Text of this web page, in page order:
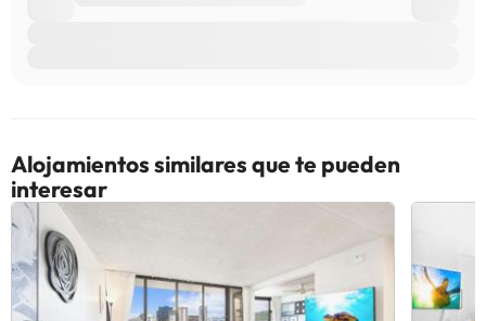
Alojamientos similares que te pueden
interesar